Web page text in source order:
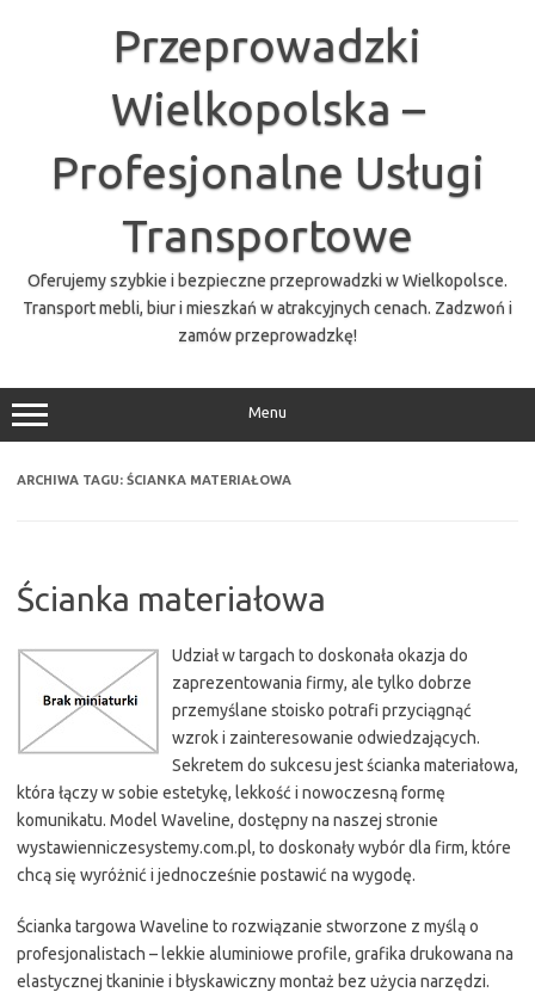
Przeprowadzki
Wielkopolska –
Profesjonalne Usługi
Transportowe
Oferujemy szybkie i bezpieczne przeprowadzki w Wielkopolsce.
Transport mebli, biur i mieszkań w atrakcyjnych cenach. Zadzwoń i
zamów przeprowadzkę!
Menu
ARCHIWA TAGU: ŚCIANKA MATERIAŁOWA
Ścianka materiałowa
Udział w targach to doskonała okazja do
zaprezentowania firmy, ale tylko dobrze
przemyślane stoisko potrafi przyciągnąć
wzrok i zainteresowanie odwiedzających.
Sekretem do sukcesu jest ścianka materiałowa,
która łączy w sobie estetykę, lekkość i nowoczesną formę
komunikatu. Model Waveline, dostępny na naszej stronie
wystawienniczesystemy.com.pl, to doskonały wybór dla firm, które
chcą się wyróżnić i jednocześnie postawić na wygodę.
Ścianka targowa Waveline to rozwiązanie stworzone z myślą o
profesjonalistach – lekkie aluminiowe profile, grafika drukowana na
elastycznej tkaninie i błyskawiczny montaż bez użycia narzędzi.